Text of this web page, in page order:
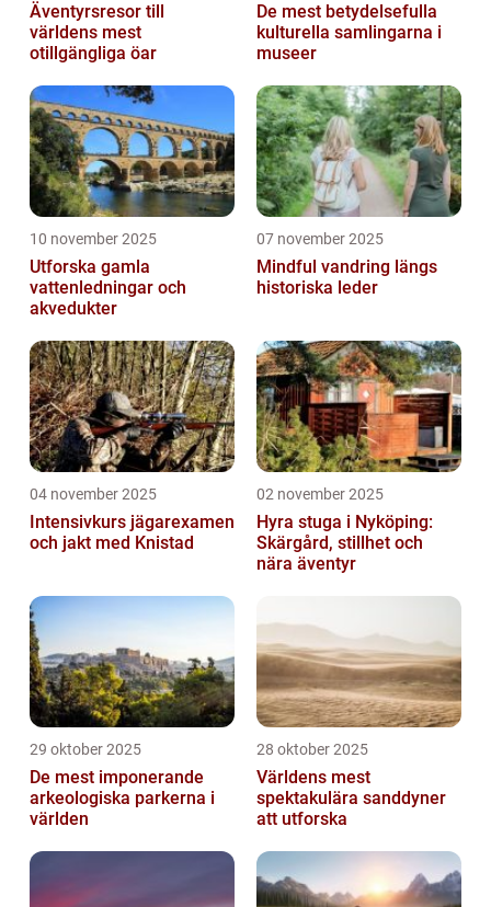
Äventyrsresor till
världens mest
otillgängliga öar
De mest betydelsefulla
kulturella samlingarna i
museer
10 november 2025
Utforska gamla
vattenledningar och
akvedukter
07 november 2025
Mindful vandring längs
historiska leder
04 november 2025
Intensivkurs jägarexamen
och jakt med Knistad
02 november 2025
Hyra stuga i Nyköping:
Skärgård, stillhet och
nära äventyr
29 oktober 2025
De mest imponerande
arkeologiska parkerna i
världen
28 oktober 2025
Världens mest
spektakulära sanddyner
att utforska